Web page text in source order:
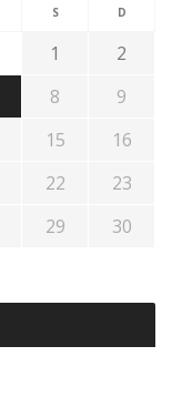
S D
1
2
8
9
15
16
22
23
29
30